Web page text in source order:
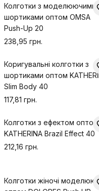
Колготки з моделюючими
шортиками оптом OMSA
Push-Up 20
238,95 грн.
Коригувальні колготки з
шортиками оптом
Slim Body 40
117,81 грн.
Колготки з ефектом оптом
KATHERINA Brazil Effect 40
212,16 грн.
Колготки жіночі